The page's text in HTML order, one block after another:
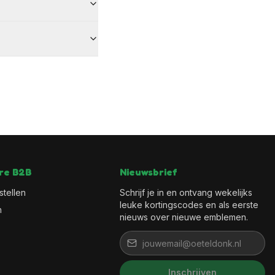
B2B Nieuwsbrief
Schrijf je in en ontvang wekelijks
leuke kortingscodes en als eerste
nieuws over nieuwe emblemen.
Inschrijven